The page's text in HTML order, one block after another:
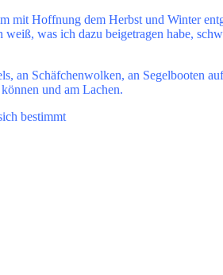
mit Hoffnung dem Herbst und Winter
was ich dazu beigetragen habe,
an Schäfchenwolken, an Segelbooten
und am Lachen.
bestimmt